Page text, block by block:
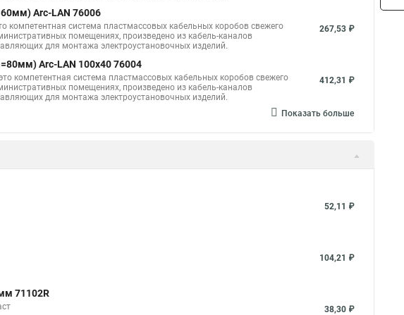
Arc-LAN 76006
система пластмассовых кабельных коробов свежего
помещениях, произведено из кабель-каналов
для монтажа электроустановочных изделий.
267,53 ₽
Arc-LAN 100x40 76004
компетентная система пластмассовых кабельных коробов свежего
помещениях, произведено из кабель-каналов
для монтажа электроустановочных изделий.
412,31 ₽
Показать больше
52,11 ₽
104,21 ₽
71102R
38,30 ₽